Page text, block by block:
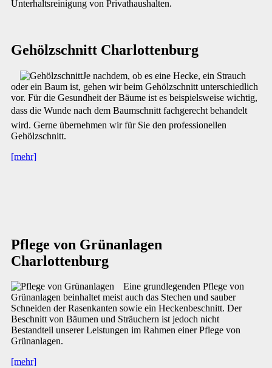
Unterhaltsreinigung von Privathaushalten.
Gehölzschnitt Charlottenburg
Je nachdem, ob es eine Hecke, ein Strauch
oder ein Baum ist, gehen wir beim Gehölzschnitt unterschiedlich
vor. Für die Gesundheit der Bäume ist es beispielsweise wichtig,
dass die Wunde nach dem Baumschnitt fachgerecht behandelt
wird. Gerne übernehmen wir für Sie den professionellen
Gehölzschnitt.
[mehr]
Pflege von Grünanlagen
Charlottenburg
Eine grundlegenden Pflege von
Grünanlagen beinhaltet meist auch das Stechen und sauber
Schneiden der Rasenkanten sowie ein Heckenbeschnitt. Der
Beschnitt von Bäumen und Sträuchern ist jedoch nicht
Bestandteil unserer Leistungen im Rahmen einer Pflege von
Grünanlagen.
[mehr]